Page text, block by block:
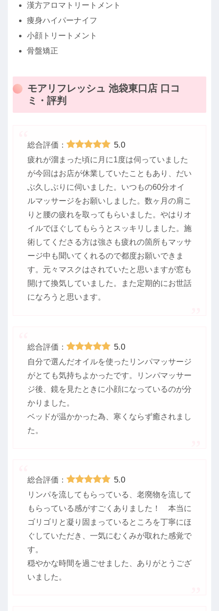
漢方アロマトリートメント
痩身ハイパーナイフ
小顔トリートメント
骨盤矯正
モアリフレッシュ 池袋東口店 口コ
ミ・評判
総合評価： 5.0
疲れが溜まった頃に月に1度は伺っていました
が今回はお店が休業していたこともあり、だい
ぶ久しぶりに伺いました。いつもの60分オイ
ルマッサージをお願いしました。数ヶ月の肩こ
りと腰の疲れを取ってもらいました。やはりオ
イルでほぐしてもらうとスッキリしました。施
術してくださる方は強さも疲れの箇所もマッサ
ージ中も聞いてくれるので都度お願いできま
す。元々マスクはされていたと思いますが窓も
開けて換気していました。また定期的にお世話
になろうと思います。
総合評価： 5.0
自分で選んだオイルを使ったリンパマッサージ
がとても気持ちよかったです。リンパマッサー
ジ後、鏡を見たときに小顔になっているのが分
かりました。
ベッドが温かかった為、寒くならず癒されまし
た。
総合評価： 5.0
リンパを流してもらっている、老廃物を流して
もらっている感がすごくありました！ 本当に
ゴリゴリと凝り固まっているところを丁寧にほ
ぐしていただき、一気にむくみが取れた感覚で
す。
穏やかな時間を過ごせました、ありがとうござ
いました。